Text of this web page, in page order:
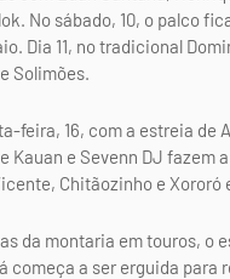
No sábado, 10, o palco
Dia 11, no tradicional
Solimões.
feira, 16, com a estreia de
e Sevenn DJ fazem
Chitãozinho e Xororó
da montaria em touros, o
a ser erguida para